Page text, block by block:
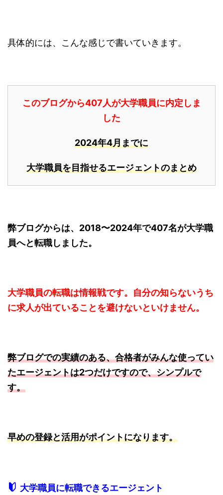
具体的には、こんな感じで書いていきます。
このブログから407人が大学職員に内定しま
した
2024年4月までに
大学職員を目指せるエージェントのまとめ
弊ブログからは、2018〜2024年で407名が大学職
員へと転職しました。
大学職員の転職は情報戦です。自分の知らないうち
に求人が出ていることを避けないといけません。
弊ブログでの実績のある、合格者がみんな使ってい
たエージェントは2つだけですので、シンプルで
す。
早めの登録と活用がポイントになります。
大学職員に転職できるエージェント